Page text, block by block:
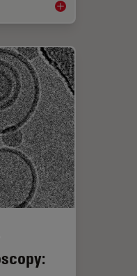
Microscopy in